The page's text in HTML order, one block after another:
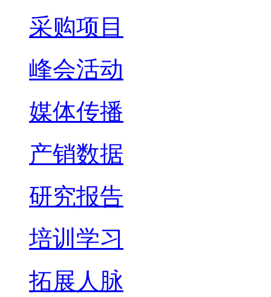
采购项目
峰会活动
媒体传播
产销数据
研究报告
培训学习
拓展人脉